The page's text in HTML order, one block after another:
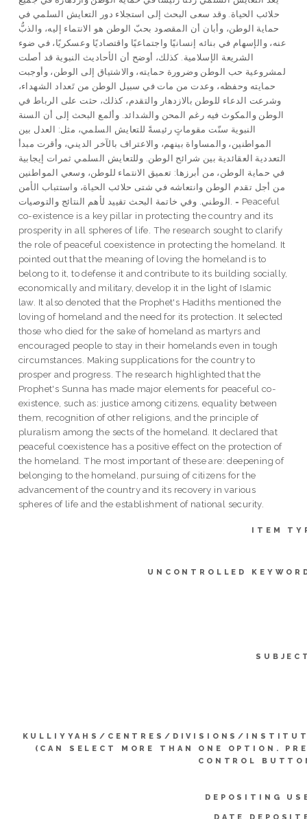
حلائب الحياة. وقد سعى البحث إلى استجلاء دور التعايش السلمي في
حماية الوطن، وأبان أن المقصود بحبّ الوطن هو الانتماء إليه، والذبُّ
عنه، والإسهام في بنائه إنسانيًا واجتماعيًا واقتصاديًا وعسكريًا، في ضوء
الشريعة الإسلامية. كذلك، أوضح أن الأحاديث النبوية قد أصلت
لمشروعية حب الوطن وضرورة حمايته، والاشتياق إلى الوطن، وأوجبت
حمايته وحفظه، وعدت من مات في سبيل الوطن من تَعداد الشهداء،
وشرعت الدعاء للوطن بالازدهار والتقدم، كذلك، حثت على الرباط في
الوطن والمكوث فيه رغم المحن والشدائد. وألمع البحث إلى أن السنة
النبوية سنّت مقوماتٍ رئيسةً للتعايش السلمي، مثل: العدل بين
المواطنين، والمساواة بينهم، والاعتراف بالآخر الديني، وأقرت مبدأ
التعددية العقائدية بين شرائح الوطن. وللتعايش السلمي ثمرات إيجابية
في حماية الوطن، من أبرزها: تعميق الانتماء للوطن، وسعي المواطنين
من أجل تقدم الوطن وانتعاشه في شتى حلائب الحياة، واستتباب الأمن
الوطني. وفي خاتمة البحث تقييد لأهم النتائج والتوصيات. = Peaceful
co-existence is a key pillar in protecting the country and its
prosperity in all spheres of life. The research sought to clarify
the role of peaceful coexistence in protecting the homeland. It
pointed out that the meaning of loving the homeland is to
belong to it, to defense it and contribute to its building socially,
economically and military, develop it in the light of Islamic
law. It also denoted that the Prophet's Hadiths mentioned the
loving of homeland and the need for its protection. It selected
those who died for the sake of homeland as martyrs and
encouraged people to stay in their homelands even in tough
circumstances. Making supplications for the country to
prosper and progress. The research highlighted that the
Prophet's Sunna has made major elements for peaceful co-
existence, such as: justice among citizens, equality between
them, recognition of other religions, and the principle of
pluralism among the sects of the homeland. It declared that
peaceful coexistence has a positive effect on the protection of
the homeland. The most important of these are: deepening of
belonging to the homeland, pursuing of citizens for the
advancement of the country and its recovery in various
spheres of life and the establishment of national security.
ITEM
UNCONTROLLED
KULLIYYAHS/CENTRES/DIVISIONS/
(CAN SELECT MORE THAN ONE OPTION.
CONTROL
DEPOSITING